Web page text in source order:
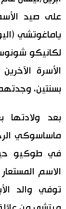
على صيد
ياماغوتشي
لكانيكو
الأسرة
بسنتين،
بعد ولادتها
ماساسوكي
في طوكيو
الاسم
توفي والد